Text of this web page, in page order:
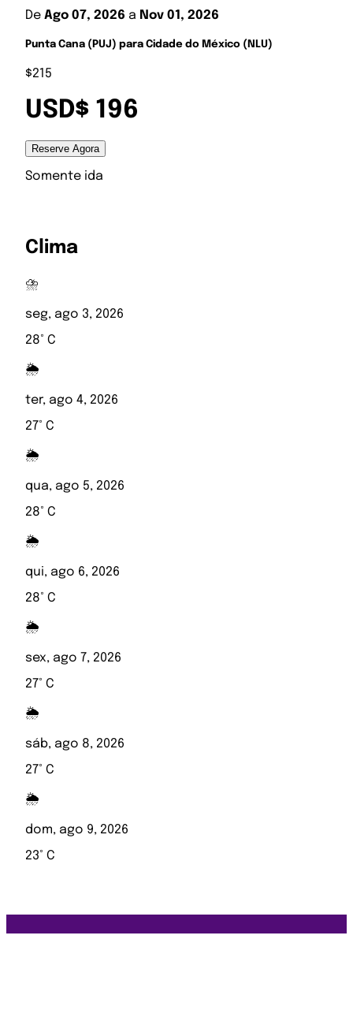
De Ago 07, 2026 a Nov 01, 2026
Punta Cana (PUJ) para Cidade do México (NLU)
$215
USD$ 196
Reserve Agora
Somente ida
Clima
⛈️
seg, ago 3, 2026
28° C
🌦️
ter, ago 4, 2026
27° C
🌦️
qua, ago 5, 2026
28° C
🌦️
qui, ago 6, 2026
28° C
🌦️
sex, ago 7, 2026
27° C
🌦️
sáb, ago 8, 2026
27° C
🌦️
dom, ago 9, 2026
23° C